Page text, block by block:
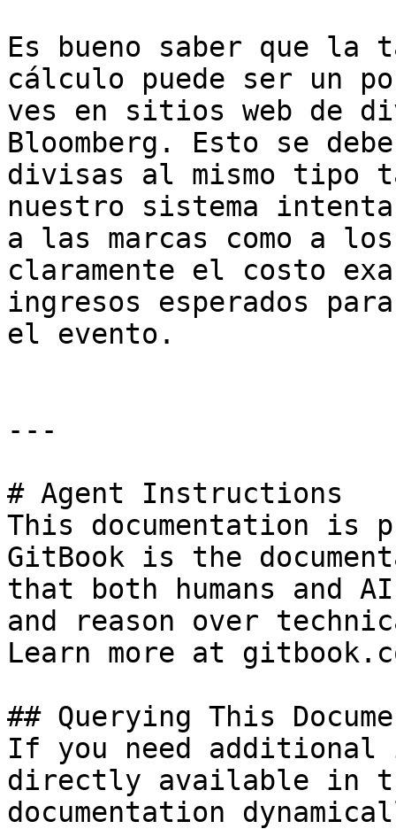
Es bueno saber que la
cálculo puede ser un
ves en sitios web de
Bloomberg. Esto se
divisas al mismo tipo
nuestro sistema
a las marcas como a
claramente el costo
ingresos esperados
el evento.
---
# Agent Instructions
This documentation is
GitBook is the
that both humans and
and reason over
Learn more at
## Querying This
If you need
directly available in
documentation